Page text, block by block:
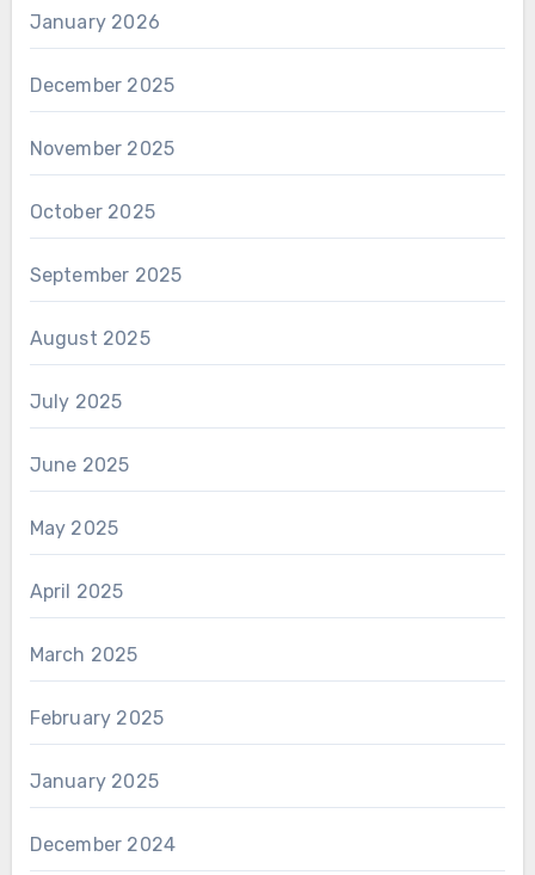
January 2026
December 2025
November 2025
October 2025
September 2025
August 2025
July 2025
June 2025
May 2025
April 2025
March 2025
February 2025
January 2025
December 2024